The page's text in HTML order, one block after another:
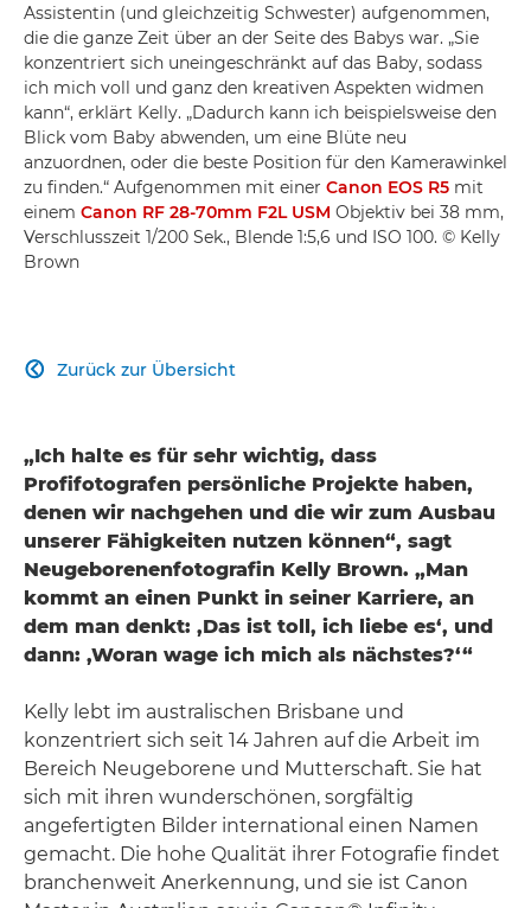
Assistentin (und gleichzeitig Schwester) aufgenommen,
die die ganze Zeit über an der Seite des Babys war. „Sie
konzentriert sich uneingeschränkt auf das Baby, sodass
ich mich voll und ganz den kreativen Aspekten widmen
kann“, erklärt Kelly. „Dadurch kann ich beispielsweise den
Blick vom Baby abwenden, um eine Blüte neu
anzuordnen, oder die beste Position für den Kamerawinkel
zu finden.“ Aufgenommen mit einer Canon EOS R5 mit
einem Canon RF 28-70mm F2L USM Objektiv bei 38 mm,
Verschlusszeit 1/200 Sek., Blende 1:5,6 und ISO 100. © Kelly
Brown
Zurück zur Übersicht

„Ich halte es für sehr wichtig, dass
Profifotografen persönliche Projekte haben,
denen wir nachgehen und die wir zum Ausbau
unserer Fähigkeiten nutzen können“, sagt
Neugeborenenfotografin Kelly Brown. „Man
kommt an einen Punkt in seiner Karriere, an
dem man denkt: ‚Das ist toll, ich liebe es‘, und
dann: ‚Woran wage ich mich als nächstes?‘“
Kelly lebt im australischen Brisbane und
konzentriert sich seit 14 Jahren auf die Arbeit im
Bereich Neugeborene und Mutterschaft. Sie hat
sich mit ihren wunderschönen, sorgfältig
angefertigten Bilder international einen Namen
gemacht. Die hohe Qualität ihrer Fotografie findet
branchenweit Anerkennung, und sie ist Canon